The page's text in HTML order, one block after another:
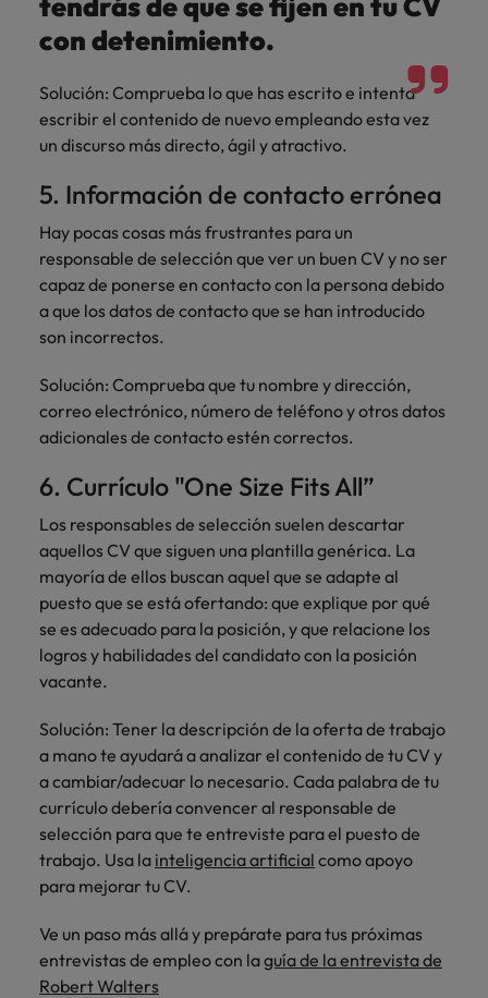
con detenimiento.
Solución: Comprueba lo que has escrito e intenta
escribir el contenido de nuevo empleando esta vez
un discurso más directo, ágil y atractivo.
5. Información de contacto errónea
Hay pocas cosas más frustrantes para un
responsable de selección que ver un buen CV y no ser
capaz de ponerse en contacto con la persona debido
a que los datos de contacto que se han introducido
son incorrectos.
Solución: Comprueba que tu nombre y dirección,
correo electrónico, número de teléfono y otros datos
adicionales de contacto estén correctos.
6. Currículo "One Size Fits All”
Los responsables de selección suelen descartar
aquellos CV que siguen una plantilla genérica. La
mayoría de ellos buscan aquel que se adapte al
puesto que se está ofertando: que explique por qué
se es adecuado para la posición, y que relacione los
logros y habilidades del candidato con la posición
vacante.
Solución: Tener la descripción de la oferta de trabajo
a mano te ayudará a analizar el contenido de tu CV y
a cambiar/adecuar lo necesario. Cada palabra de tu
currículo debería convencer al responsable de
selección para que te entreviste para el puesto de
trabajo. Usa la inteligencia artificial como apoyo
para mejorar tu CV.
Ve un paso más allá y prepárate para tus próximas
entrevistas de empleo con laguía de la entrevista de
Robert Walters